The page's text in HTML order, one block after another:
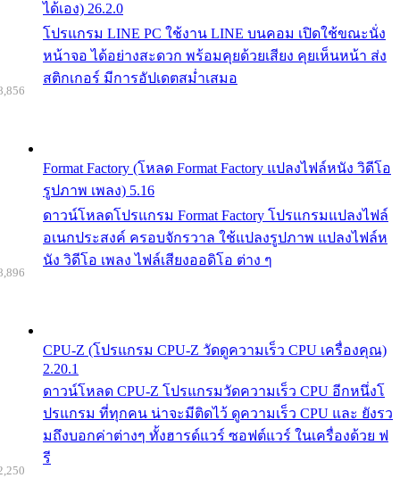
ได้เอง) 26.2.0
โปรแกรม LINE PC ใช้งาน LINE บนคอม เปิดใช้ขณะนั่ง
หน้าจอ ได้อย่างสะดวก พร้อมคุยด้วยเสียง คุยเห็นหน้า ส่ง
สติกเกอร์ มีการอัปเดตสม่ำเสมอ
Format Factory (โหลด Format Factory แปลงไฟล์หนัง วิดีโอ
รูปภาพ เพลง) 5.16
ดาวน์โหลดโปรแกรม Format Factory โปรแกรมแปลงไฟล์
อเนกประสงค์ ครอบจักรวาล ใช้แปลงรูปภาพ แปลงไฟล์ห
นัง วิดีโอ เพลง ไฟล์เสียงออดิโอ ต่าง ๆ
CPU-Z (โปรแกรม CPU-Z วัดดูความเร็ว CPU เครื่องคุณ)
2.20.1
ดาวน์โหลด CPU-Z โปรแกรมวัดความเร็ว CPU อีกหนึ่งโ
ปรแกรม ที่ทุกคน น่าจะมีติดไว้ ดูความเร็ว CPU และ ยังรว
มถึงบอกค่าต่างๆ ทั้งฮารด์แวร์ ซอฟต์แวร์ ในเครื่องด้วย ฟ
รี